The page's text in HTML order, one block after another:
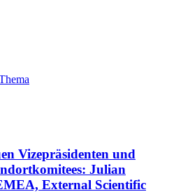
Vizepräsidenten und
Julian
External Scientific